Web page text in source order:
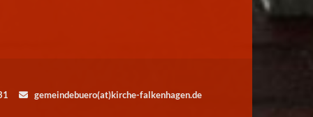
 gemeindebuero(at)kirche-falkenhagen.de